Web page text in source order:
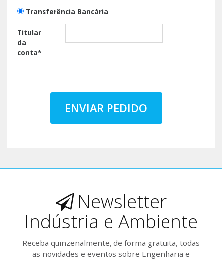
Transferência Bancária
Titular
da
conta*
ENVIAR PEDIDO
Newsletter
Indústria e Ambiente
Receba quinzenalmente, de forma gratuita, todas
as novidades e eventos sobre Engenharia e